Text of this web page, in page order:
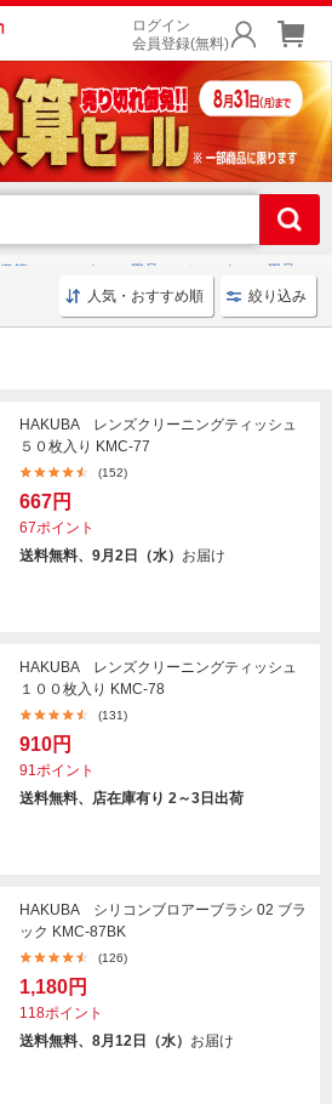
ログイン
会員登録(無料)
保管・メンテナンス用品 メンテナンス用品
人気・おすすめ順 絞り込み
HAKUBA レンズクリーニングティッシュ
５０枚入り KMC-77
(152)
667円
67ポイント
送料無料、9月2日（水） お届け
HAKUBA レンズクリーニングティッシュ
１００枚入り KMC-78
(131)
910円
91ポイント
送料無料、店在庫有り 2～3日出荷
HAKUBA シリコンブロアーブラシ 02 ブラ
ック KMC-87BK
(126)
1,180円
118ポイント
送料無料、8月12日（水） お届け